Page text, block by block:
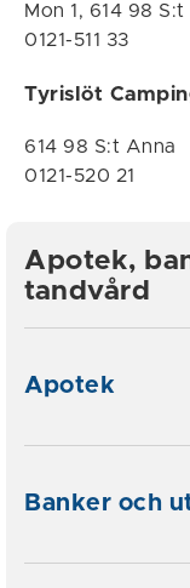
Mon 1, 614 98 S:t
0121-511 33
Tyrislöt
614 98 S:t Anna
0121-520 21
Apotek,
tandvård
Apotek
Banker och